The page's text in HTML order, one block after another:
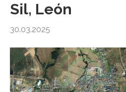
Sil, León
30.03.2025